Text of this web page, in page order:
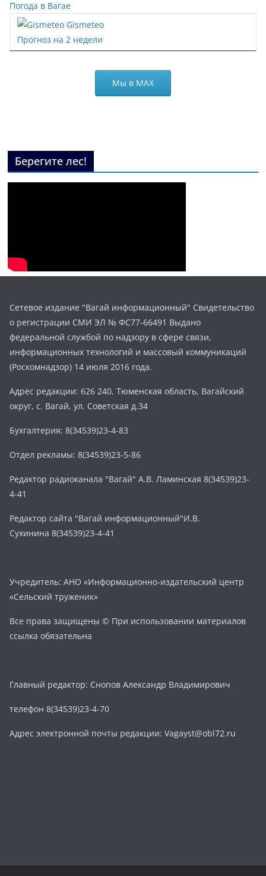
Погода в Вагае
Gismeteo
Прогноз на 2 недели
Мы в МАХ
Берегите лес!
Сетевое издание "Вагай информационный" Свидетельство
о регистрации СМИ ЭЛ № ФС77-66491 Выдано
федеральной службой по надзору в сфере связи,
информационных технологий и массовый коммуникаций
(Роскомнадзор) 14 июля 2016 года.
Адрес редакции: 626 240, Тюменская область, Вагайский
округ, с. Вагай, ул. Советская д.34
Бухгалтерия: 8(34539)23-4-83
Отдел рекламы: 8(34539)23-5-86
Редактор радиоканала "Вагай" А.В. Ламинская 8(34539)23-
4-41
Редактор сайта "Вагай информационный"И.В.
Сухинина 8(34539)23-4-41
Учредитель: АНО «Информационно-издательский центр
«Сельский труженик»
Все права защищены © При использовании материалов
ссылка обязательна
Главный редактор: Снопов Александр Владимирович
телефон 8(34539)23-4-70
Адрес электронной почты редакции: Vagayst@obl72.ru